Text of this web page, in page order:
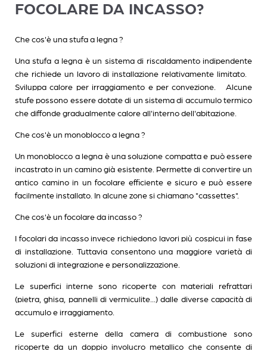
FOCOLARE DA INCASSO?
Che cos'è una stufa a legna ?
Una stufa a legna è un sistema di riscaldamento indipendente
che richiede un lavoro di installazione relativamente limitato.
Sviluppa calore per irraggiamento e per convezione. Alcune
stufe possono essere dotate di un sistema di accumulo termico
che diffonde gradualmente calore all'interno dell'abitazione.
Che cos'è un monoblocco a legna ?
Un monoblocco a legna è una soluzione compatta e può essere
incastrato in un camino già esistente. Permette di convertire un
antico camino in un focolare efficiente e sicuro e può essere
facilmente installato. In alcune zone si chiamano "cassettes".
Che cos'è un focolare da incasso ?
I focolari da incasso invece richiedono lavori più cospicui in fase
di installazione. Tuttavia consentono una maggiore varietà di
soluzioni di integrazione e personalizzazione.
Le superfici interne sono ricoperte con materiali refrattari
(pietra, ghisa, pannelli di vermiculite...) dalle diverse capacità di
accumulo e irraggiamento.
Le superfici esterne della camera di combustione sono
ricoperte da un doppio involucro metallico che consente di